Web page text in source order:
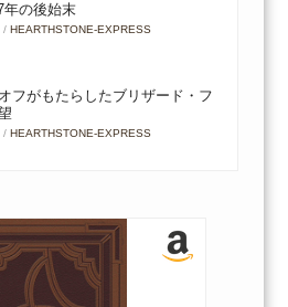
年の後始末
/ HEARTHSTONE-EXPRESS
フがもたらしたブリザード・フ
/HEARTHSTONE-EXPRESS